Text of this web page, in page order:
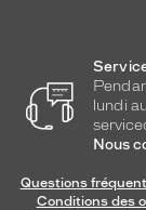
lundi
Nous
Questions
Conditions des